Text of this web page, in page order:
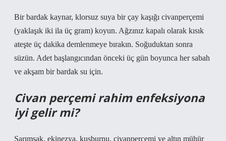
Bir bardak kaynar, klorsuz suya bir çay kaşığı civanperçemi
(yaklaşık iki ila üç gram) koyun. Ağzınız kapalı olarak kısık
ateşte üç dakika demlenmeye bırakın. Soğuduktan sonra
süzün. Adet başlangıcından önceki üç gün boyunca her sabah
ve akşam bir bardak su için.
Civan perçemi rahim enfeksiyona
iyi gelir mi?
Sarımsak, ekinezya, kuşburnu, civanperçemi ve altın mühür